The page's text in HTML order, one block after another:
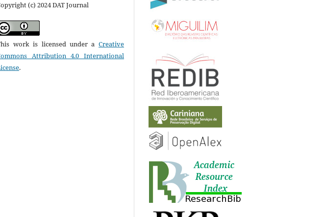
(c) 2024 DAT Journal
work is licensed under a Creative
Attribution 4.0 International
.